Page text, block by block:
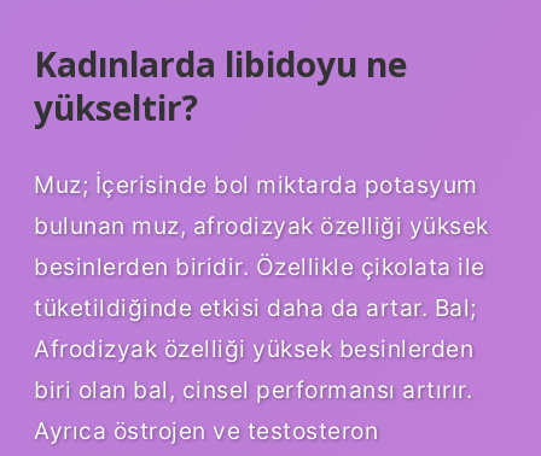
Kadınlarda libidoyu ne
yükseltir?
Muz; İçerisinde bol miktarda potasyum
bulunan muz, afrodizyak özelliği yüksek
besinlerden biridir. Özellikle çikolata ile
tüketildiğinde etkisi daha da artar. Bal;
Afrodizyak özelliği yüksek besinlerden
biri olan bal, cinsel performansı artırır.
Ayrıca östrojen ve testosteron